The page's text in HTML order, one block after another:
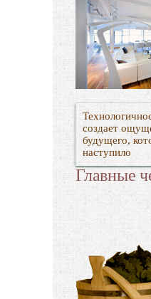
создает
будущего,
наступило
Главные